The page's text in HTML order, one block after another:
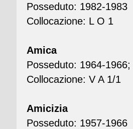
Posseduto: 1982-1983
Collocazione: L O 1
Amica
Posseduto: 1964-
Collocazione: V A 1/1
Amicizia
Posseduto: 1957-1966